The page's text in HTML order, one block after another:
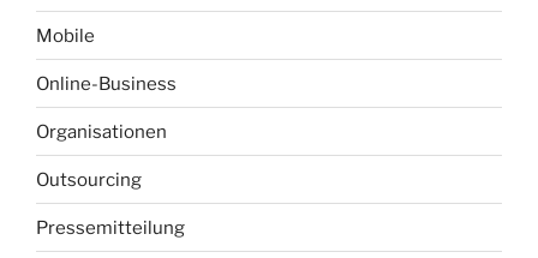
Mobile
Online-Business
Organisationen
Outsourcing
Pressemitteilung